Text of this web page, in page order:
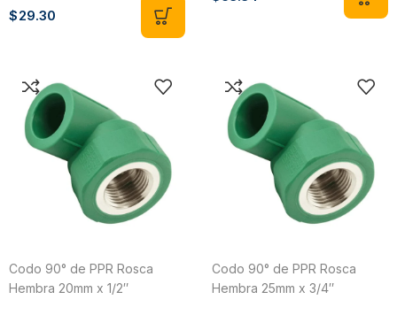
$29.30
Codo 90° de PPR Rosca
Hembra 20mm x 1/2″
Codo 90° de PPR Rosca
Hembra 25mm x 3/4″